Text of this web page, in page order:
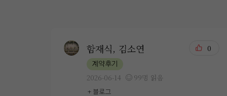
함재식, 김소연
계약후기
2026-06-14 99명 읽음
+ 블로그
0